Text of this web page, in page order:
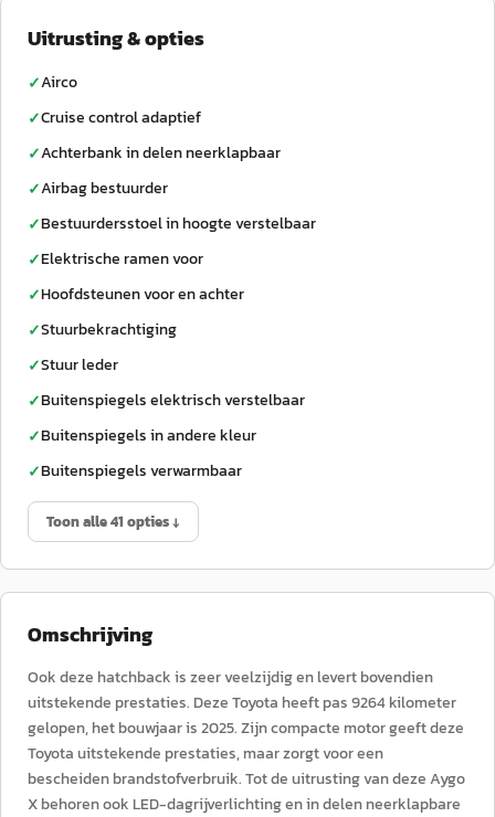
Uitrusting & opties
✓Airco
✓Cruise control adaptief
✓Achterbank in delen neerklapbaar
✓Airbag bestuurder
✓Bestuurdersstoel in hoogte verstelbaar
✓Elektrische ramen voor
✓Hoofdsteunen voor en achter
✓Stuurbekrachtiging
✓Stuur leder
✓Buitenspiegels elektrisch verstelbaar
✓Buitenspiegels in andere kleur
✓Buitenspiegels verwarmbaar
Toon alle 41 opties ↓
Omschrijving
Ook deze hatchback is zeer veelzijdig en levert bovendien
uitstekende prestaties. Deze Toyota heeft pas 9264 kilometer
gelopen, het bouwjaar is 2025. Zijn compacte motor geeft deze
Toyota uitstekende prestaties, maar zorgt voor een
bescheiden brandstofverbruik. Tot de uitrusting van deze Aygo
X behoren ook LED-dagrijverlichting en in delen neerklapbare